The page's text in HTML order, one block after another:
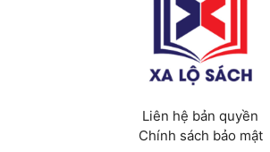
Liên hệ bản quyền
Chính sách bảo mật